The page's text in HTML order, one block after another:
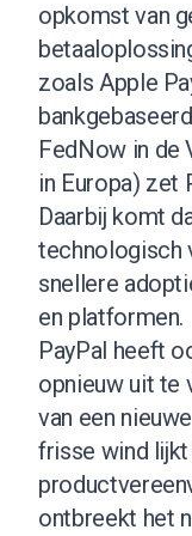
opkomst van
zoals Apple
FedNow in de
in Europa) zet
Daarbij komt
technologisch
snellere
en platformen.
PayPal heeft
opnieuw uit te
van een
frisse wind
ontbreekt het